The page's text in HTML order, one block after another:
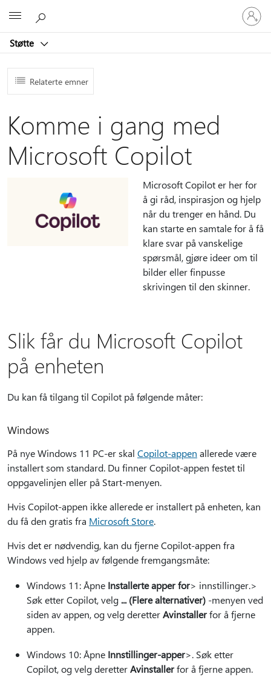
Støtte
Logg
på
kontoen
Relaterte emner
Komme i gang med
Microsoft Copilot
Microsoft Copilot er her for
å gi råd, inspirasjon og hjelp
når du trenger en hånd. Du
kan starte en samtale for å få
klare svar på vanskelige
spørsmål, gjøre ideer om til
bilder eller finpusse
skrivingen til den skinner.
Slik får du Microsoft Copilot
på enheten
Du kan få tilgang til Copilot på følgende måter:
Windows
På nye Windows 11 PC-er skal Copilot-appen allerede være
installert som standard. Du finner Copilot-appen festet til
oppgavelinjen eller på Start-menyen.
Hvis Copilot-appen ikke allerede er installert på enheten, kan
du få den gratis fra Microsoft Store.
Hvis det er nødvendig, kan du fjerne Copilot-appen fra
Windows ved hjelp av følgende fremgangsmåte:
Windows 11: Åpne Installerte apper for> innstillinger.>
Søk etter Copilot, velg ... (Flere alternativer) -menyen ved
siden av appen, og velg deretterAvinstallerfor å fjerne
appen.
Windows 10: Åpne Innstillinger-apper>. Søk etter
Copilot, og velg deretterAvinstallerfor å fjerne appen.